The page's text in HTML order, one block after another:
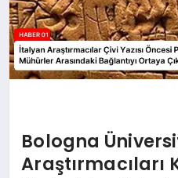
Bologna
Araştırmacıları